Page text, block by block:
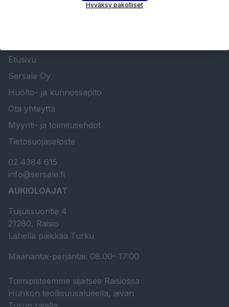
Etusivu
Sersale Oy
Huolto- ja kunnossapito
Ota yhteyttä
Myynti- ja toimitusehdot
Tietosuojaseloste
02 4384 615
info@sersale.fi
AUKIOLOAJAT
Tuijussuontie 4
21280, Raisio
Lähellä paikkaa Turku
Maanantai-perjantai: 08.00- 17:00
Toimipisteemme sijaitsee Raisiossa
Huhkon teollisuusalueella, aivan
Hyväksy pakolliset